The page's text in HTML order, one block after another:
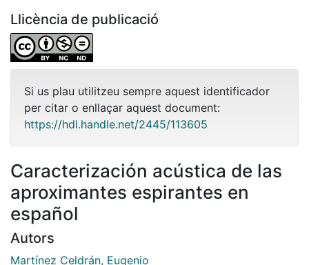
Llicència de publicació
Si us plau utilitzeu sempre aquest identificador
per citar o enllaçar aquest document:
https://hdl.handle.net/2445/113605
Caracterización acústica de las
aproximantes espirantes en
español
Autors
Martínez Celdrán, Eugenio